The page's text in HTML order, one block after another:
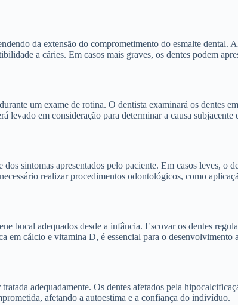
da extensão do comprometimento do esmalte dental.
a cáries. Em casos mais graves, os dentes podem
um exame de rotina. O dentista examinará os dentes
levado em consideração para determinar a causa subjacente
sintomas apresentados pelo paciente. Em casos leves, o
realizar procedimentos odontológicos, como
bucal adequados desde a infância. Escovar os dentes
em cálcio e vitamina D, é essencial para o desenvolvimento
adequadamente. Os dentes afetados pela
afetando a autoestima e a confiança do indivíduo.